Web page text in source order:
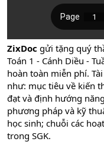
ZixDoc gửi tặng quý
Toán 1 - Cánh Diều -
hoàn toàn miễn phí.
như: mục tiêu về kiến
đạt và định hướng
phương pháp và kỹ
học sinh; chuỗi các
trong SGK.